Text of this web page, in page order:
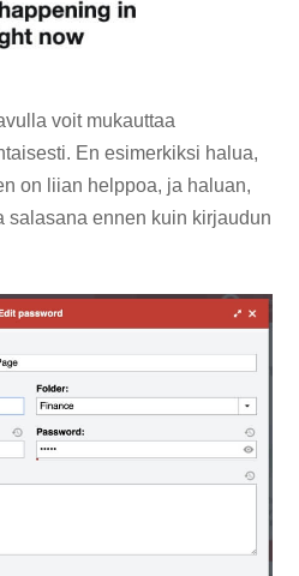
voit mukauttaa
En esimerkiksi halua,
on liian helppoa, ja haluan,
salasana ennen kuin kirjaudun